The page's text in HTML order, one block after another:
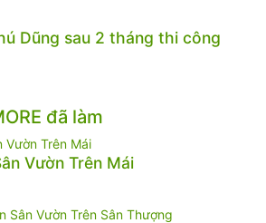
Dũng sau 2 tháng thi công
đã làm
Vườn Trên Mái